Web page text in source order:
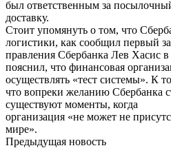
был ответственным за
доставку.
Стоит упомянуть о том, что
логистики, как сообщил первый
правления Сбербанка Лев Хасис в
пояснил, что финансовая
осуществлять «тест системы». К
что вопреки желанию Сбербанка
существуют моменты, когда
организация «не может не
мире».
Предыдущая новость